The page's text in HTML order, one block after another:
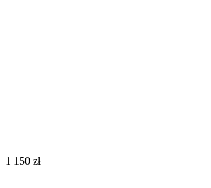
‍1 150‍ zł